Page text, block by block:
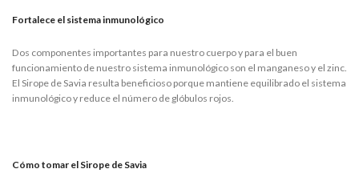
Fortalece el sistema inmunológico
Dos componentes importantes para nuestro cuerpo y para el buen
funcionamiento de nuestro sistema inmunológico son el manganeso y el zinc.
El Sirope de Savia resulta beneficioso porque mantiene equilibrado el sistema
inmunológico y reduce el número de glóbulos rojos.
Cómo tomar el Sirope de Savia